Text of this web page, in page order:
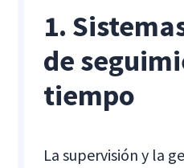
1.
de
tiempo
La supervisión y la